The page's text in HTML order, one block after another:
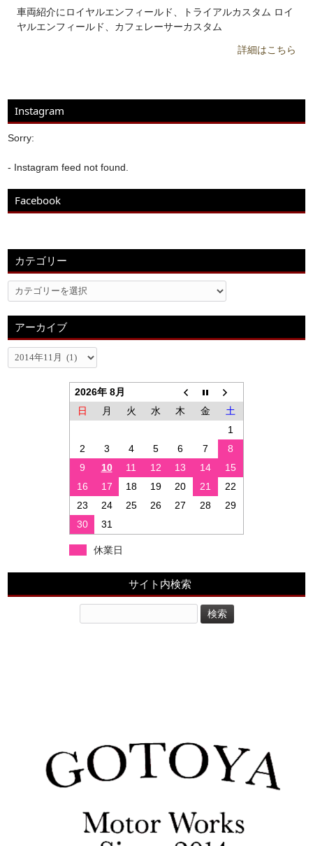
車両紹介にロイヤルエンフィールド、トライアルカスタム ロイ
ヤルエンフィールド、カフェレーサーカスタム
詳細はこちら
Instagram
Sorry:
- Instagram feed not found.
Facebook
カテゴリー
アーカイブ
2026年 8月
日
月 火 水 木 金
土
1
2
3 4 5 6 7
8
9
10 11 12 13 14
15
16
17 18 19 20 21
22
23
24 25 26 27 28
29
30
31
休業日
サイト内検索